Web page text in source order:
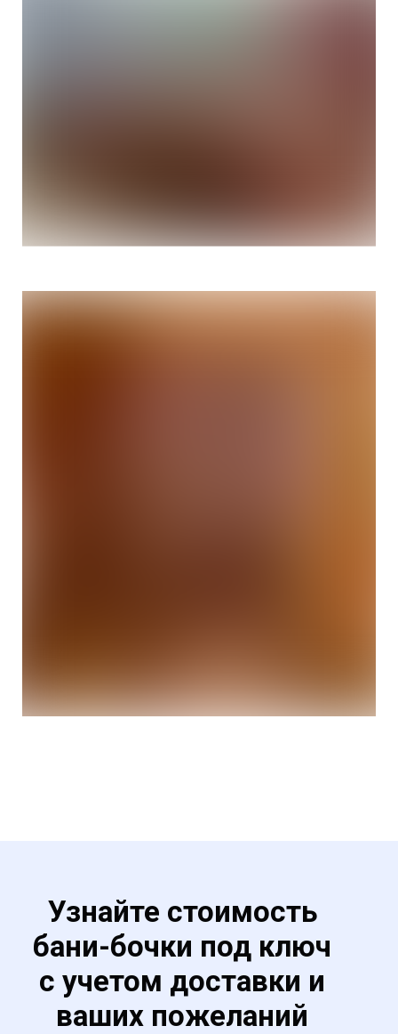
Узнайте стоимость
бани-бочки под ключ
с учетом доставки и
ваших пожеланий